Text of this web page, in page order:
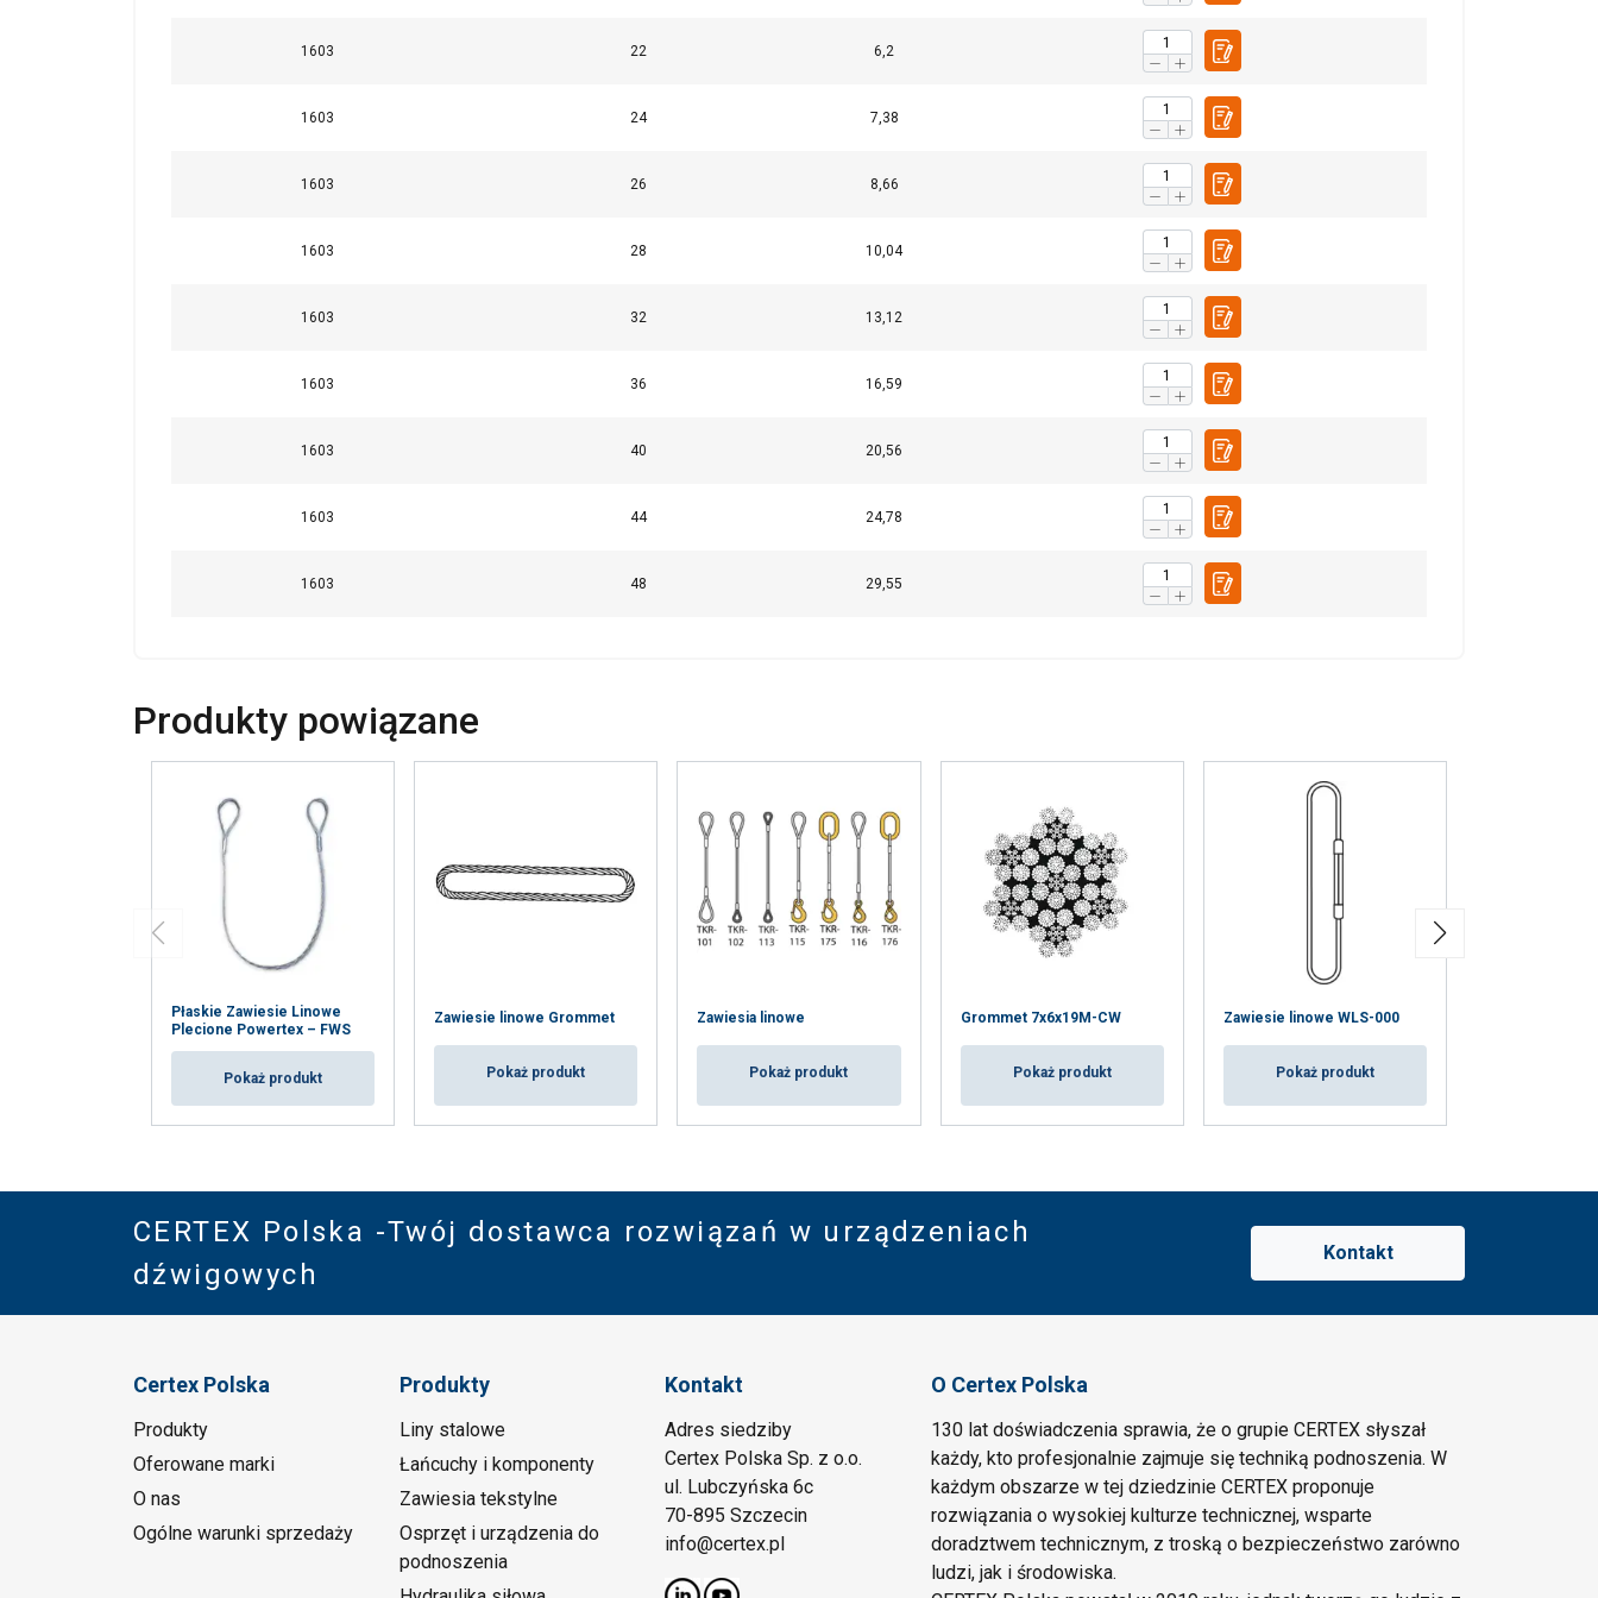
1603 22 6,2
1603 24 7,38
1603 26 8,66
1603 28 10,04
1603 32 13,12
1603 36 16,59
1603 40 20,56
1603 44 24,78
1603 48 29,55
0,75
1,2
1,7
2,3
3
3,8
4,7
5,7
6,8
28
36
40 19
52 32
56 37
71
Rdzeń stalowy - 1770 N/mm²
Dopuszczalne obciążenie robocze (DOR) w tonach
Produkty powiązane
Płaskie Zawiesie Linowe
Plecione Powertex – FWS
Pokaż produkt
Zawiesie linowe Grommet
Pokaż produkt
Zawiesia linowe
Pokaż produkt
Grommet 7x6x19M-CW
Pokaż produkt
Zawiesie linowe WLS-000
Pokaż produkt
CERTEX Polska -Twój dostawca rozwiązań w urządzeniach
dźwigowych
Kontakt
Certex Polska
Produkty
Oferowane marki
O nas
Ogólne warunki sprzedaży
Produkty
Liny stalowe
Łańcuchy i komponenty
Zawiesia tekstylne
Osprzęt i urządzenia do
podnoszenia
Kontakt
Adres siedziby
Certex Polska Sp. z o.o.
ul. Lubczyńska 6c
70-895 Szczecin
info@certex.pl
O Certex Polska
130 lat doświadczenia sprawia, że o grupie CERTEX słyszał
każdy, kto profesjonalnie zajmuje się techniką podnoszenia. W
każdym obszarze w tej dziedzinie CERTEX proponuje
rozwiązania o wysokiej kulturze technicznej, wsparte
doradztwem technicznym, z troską o bezpieczeństwo zarówno
ludzi, jak i środowiska.